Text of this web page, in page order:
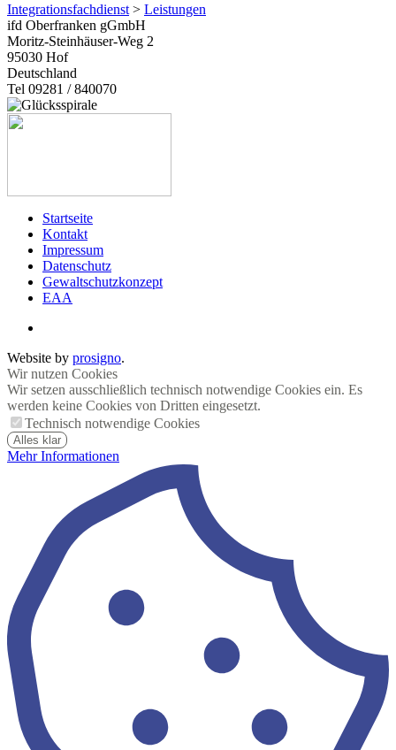
Integrationsfachdienst > Leistungen
ifd Oberfranken gGmbH
Moritz-Steinhäuser-Weg 2
95030 Hof
Deutschland
Tel 09281 / 840070
Startseite
Kontakt
Impressum
Datenschutz
Gewaltschutzkonzept
EAA
Website by prosigno.
Wir nutzen Cookies
Wir setzen ausschließlich technisch notwendige Cookies ein. Es
werden keine Cookies von Dritten eingesetzt.
Technisch notwendige Cookies
Alles klar
Mehr Informationen